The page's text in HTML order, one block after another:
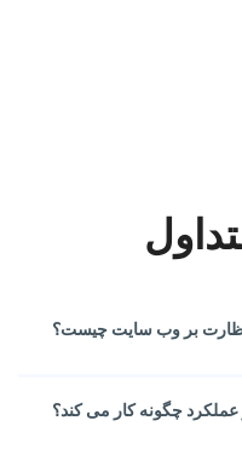
بر وب سایت چیست؟
چگونه کار می کند؟